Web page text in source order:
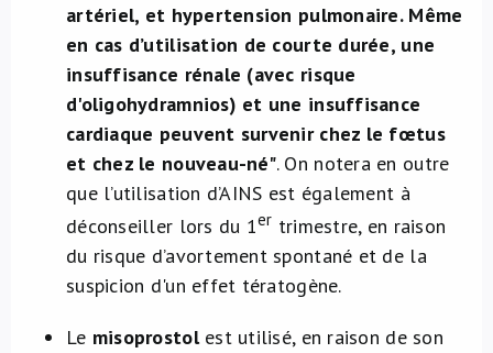
artériel, et hypertension pulmonaire. Même
en cas d’utilisation de courte durée, une
insuffisance rénale (avec risque
d'oligohydramnios) et une insuffisance
cardiaque peuvent survenir chez le fœtus
et chez le nouveau-né". On notera en outre
que l’utilisation d’AINS est également à
déconseiller lors du 1er trimestre, en raison
du risque d’avortement spontané et de la
suspicion d'un effet tératogène.
Le misoprostolest utilisé, en raison de son